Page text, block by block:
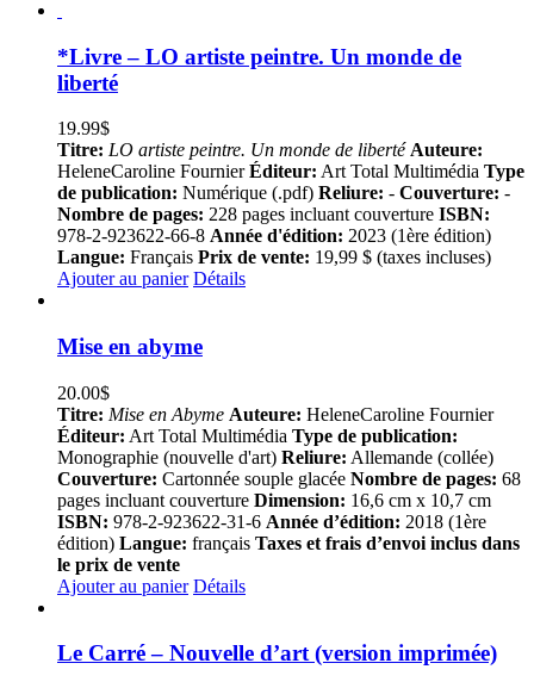
*Livre – LO artiste peintre. Un monde de
liberté
19.99$
Titre: LO artiste peintre. Un monde de liberté Auteure:
HeleneCaroline FournierÉditeur: Art Total Multimédia Type
de publication: Numérique (.pdf) Reliure: - Couverture: -
Nombre de pages: 228 pages incluant couverture ISBN:
978-2-923622-66-8 Année d'édition: 2023 (1ère édition)
Langue: Français Prix de vente: 19,99 $ (taxes incluses)
Ajouter au panier Détails
Mise en abyme
20.00$
Titre: Mise en Abyme Auteure: HeleneCaroline Fournier
Éditeur: Art Total Multimédia Type de publication:
Monographie (nouvelle d'art) Reliure: Allemande (collée)
Couverture: Cartonnée souple glacée Nombre de pages: 68
pages incluant couverture Dimension: 16,6 cm x 10,7 cm
ISBN: 978-2-923622-31-6 Année d’édition: 2018 (1ère
édition) Langue: français Taxes et frais d’envoi inclus dans
le prix de vente
Ajouter au panier Détails
Le Carré – Nouvelle d’art (version imprimée)